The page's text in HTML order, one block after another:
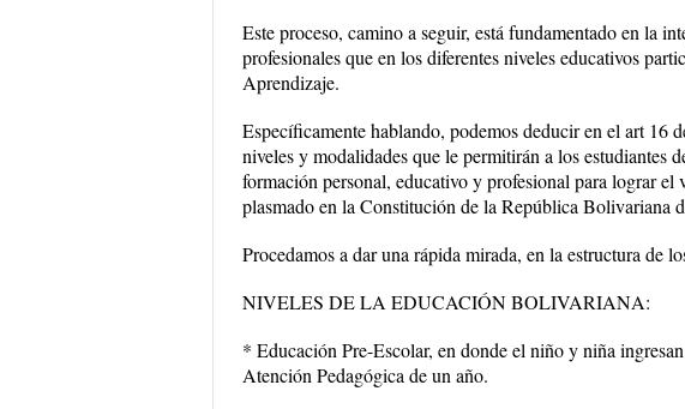
Este proceso, camino a seguir, está fundamentado en la
profesionales que en los diferentes niveles educativos
Aprendizaje.
Específicamente hablando, podemos deducir en el art 16
niveles y modalidades que le permitirán a los estudiantes
formación personal, educativo y profesional para lograr
plasmado en la Constitución de la República Bolivariana
Procedamos a dar una rápida mirada, en la estructura de
NIVELES DE LA EDUCACIÓN BOLIVARIANA:
* Educación Pre-Escolar, en donde el niño y niña
Atención Pedagógica de un año.